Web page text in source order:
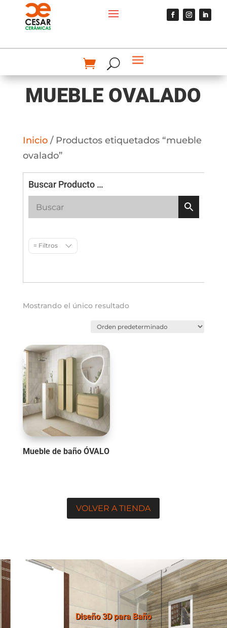
MUEBLE OVALADO
Inicio/ Productos etiquetados “mueble
ovalado”
Buscar Producto …
= Filtros
Mostrando el único resultado
Mueble de baño ÓVALO
VOLVER A TIENDA
Diseño 3D para Baño